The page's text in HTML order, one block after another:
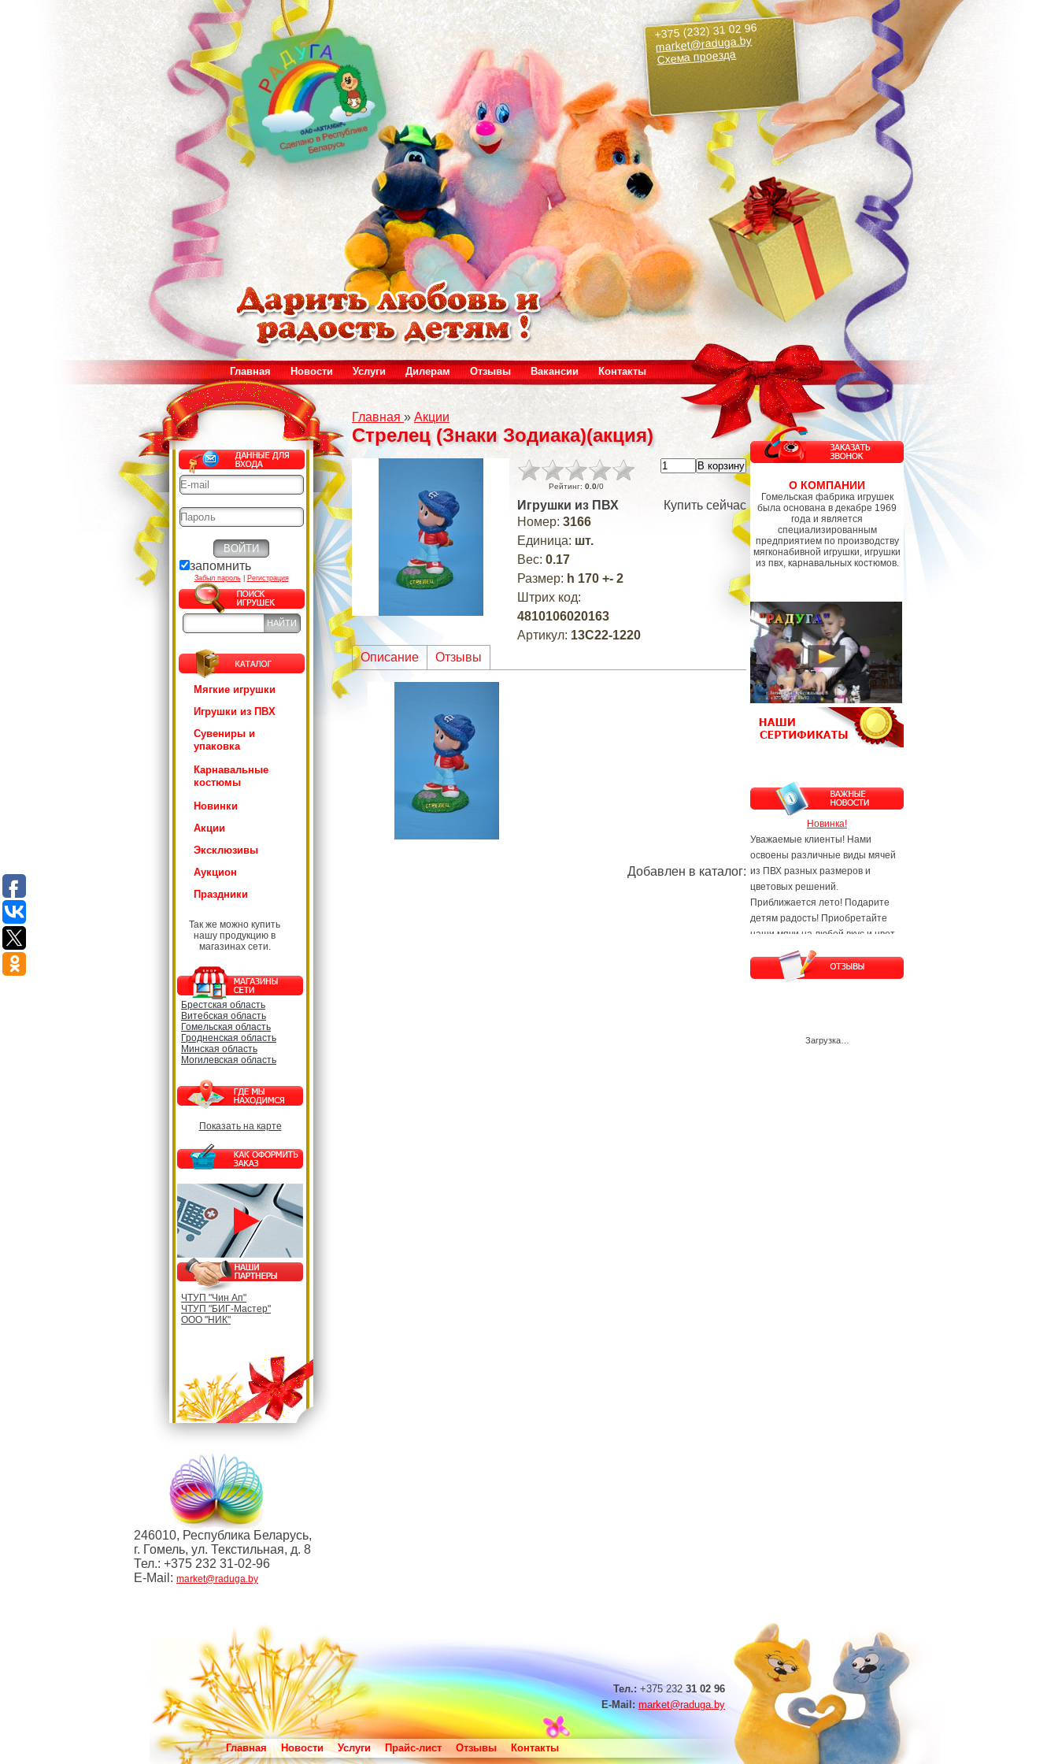
+375 (232) 31 02 96
market@raduga.by
Схема проезда
Главная Новости Услуги Дилерам Отзывы Вакансии Контакты
запомнить
Забыл пароль| Регистрация
Мягкие игрушки
Игрушки из ПВХ
Сувениры и
упаковка
Карнавальные
костюмы
Новинки
Акции
Эксклюзивы
Аукцион
Праздники
Так же можно купить
нашу продукцию в
магазинах сети.
Брестская область
Витебская область
Гомельская область
Гродненская область
Минская область
Могилевская область
Показать на карте
ЧТУП "Чин Ап"
ЧТУП "БИГ-Мастер"
ООО "НИК"
246010, Республика Беларусь,
г. Гомель, ул. Текстильная, д. 8
Тел.: +375 232 31-02-96
E-Mail: market@raduga.by
Главная » Акции
Стрелец (Знаки Зодиака)(акция)
Рейтинг: 0.0/0
Игрушки из ПВХ
Номер: 3166
Единица: шт.
Вес: 0.17
Размер: h 170 +- 2
Штрих код:
4810106020163
Артикул: 13С22-1220
Купить сейчас
Описание Отзывы
Добавлен в каталог:
О КОМПАНИИ
Гомельская фабрика игрушек
была основана в декабре 1969
года и является
специализированным
предприятием по производству
мягконабивной игрушки, игрушки
из пвх, карнавальных костюмов.
Новинка!
Уважаемые клиенты! Нами
освоены различные виды мячей
из ПВХ разных размеров и
цветовых решений.
Приближается лето! Подарите
детям радость! Приобретайте
наши мячи на любой вкус и цвет.
Будем рады Вам и Вашим
заявкам!
Загрузка…
Главная Новости Услуги Прайс-лист Отзывы Контакты
Тел.: +375 232 31 02 96
E-Mail: market@raduga.by